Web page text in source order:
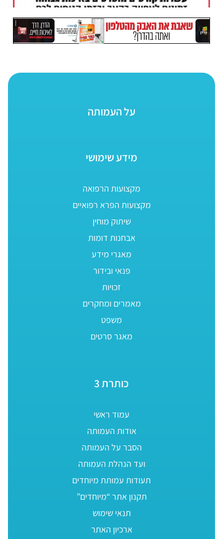
על העמותה
מידע שימושי
מקצועות הרפואה
מקצועות הפרא רפואיים
שיתוק מוחין
אבחנות דומות
מאגרי מידע
פנאי ובידור
זכויות
מאמרים ומחקרים
משפט
מאגר סרטים
כותרת 3
עמוד ראשי
אודות העמותה
הסבר על העמותה
ועד הנהלת העמותה
תעודות עמותת מיוחדים
תקנון אתר “מיוחדים”
תנאי שימוש
ארכיון האתר